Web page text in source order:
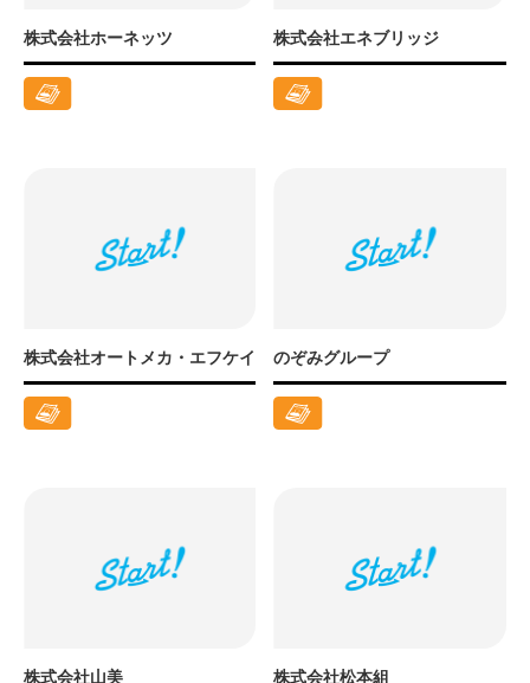
株式会社ホーネッツ 株式会社エネブリッジ
株式会社オートメカ・エフケイ のぞみグループ
株式会社山美 株式会社松本組